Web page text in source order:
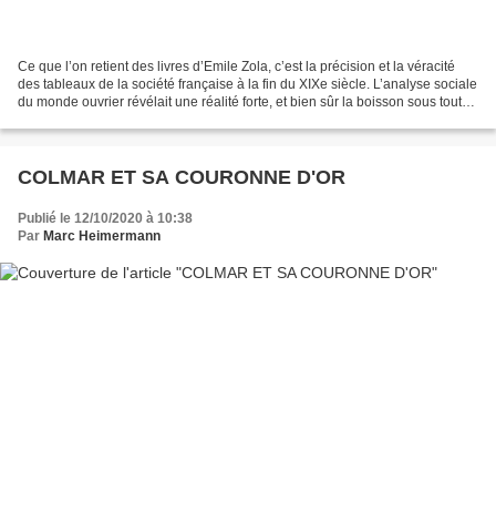
Ce que l’on retient des livres d’Emile Zola, c’est la précision et la véracité
des tableaux de la société française à la fin du XIXe siècle. L’analyse sociale
du monde ouvrier révélait une réalité forte, et bien sûr la boisson sous toutes
COLMAR ET SA COURONNE D'OR
Publié le 12/10/2020 à 10:38
Par Marc Heimermann